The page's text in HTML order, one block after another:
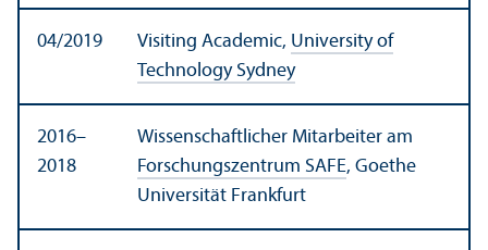
04/2019 Visiting Academic, University of
Technology Sydney
2016–
2018
Wissenschaft­licher Mitarbeiter am
Forschungs­zentrum SAFE, Goethe
Universität Frankfurt